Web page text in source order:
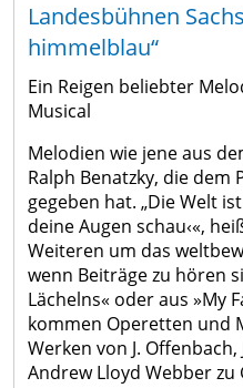
Landesbühnen
himmelblau“
Ein Reigen beliebter
Musical
Melodien wie jene aus
Ralph Benatzky, die dem
gegeben hat. „Die Welt
deine Augen schau‹«,
Weiteren um das
wenn Beiträge zu hören
Lächelns« oder aus »My
kommen Operetten und
Werken von J.
Andrew Lloyd Webber zu